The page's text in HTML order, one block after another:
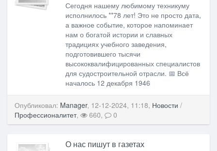
Сегодня нашему любимому техникуму
исполнилось **78 лет! Это не просто дата,
а важное событие, которое напоминает
нам о богатой истории и славных
традициях учебного заведения,
подготовившего тысячи
высококвалифицированных специалистов
для судостроительной отрасли. 📅 Всё
началось 12 декабря 1946
Опубликовал: Manager, 12-12-2024, 11:18, Новости /
Профессионалитет, 660, 0
О нас пишут в газетах